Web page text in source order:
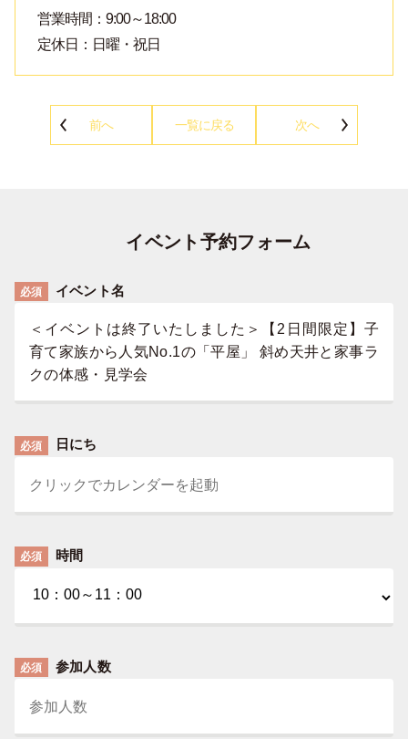
営業時間：9:00～18:00
定休日：日曜・祝日
前へ 一覧に戻る 次へ
イベント予約フォーム
必須 イベント名
＜イベントは終了いたしました＞【2日間限定】子
育て家族から人気No.1の「平屋」 斜め天井と家事ラ
クの体感・見学会
必須 日にち
必須 時間
必須 参加人数